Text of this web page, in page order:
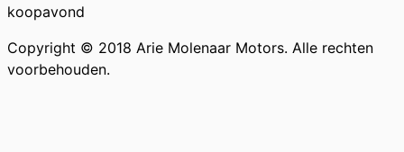
koopavond
Copyright © 2018 Arie Molenaar Motors. Alle rechten
voorbehouden.